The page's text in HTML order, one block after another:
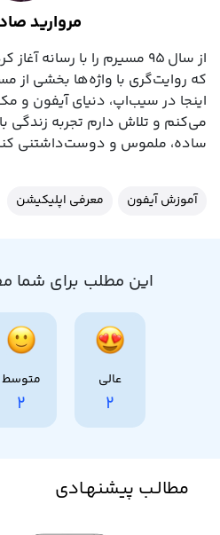
مروارید
از سال ۹۵ مسیرم را با
که روایت‌گری با واژه‌ها بخشی
اینجا در سیب‌اپ، دنیای آیفون و مک
می‌کنم و تلاش دارم تجربه زندگی
ساده، ملموس و دوست‌داشتنی
آموزش آیفون معرفی اپلیکیشن
این مطلب برای شما
عالی
2
متوسط
2
مطالـب پیشنهـادی